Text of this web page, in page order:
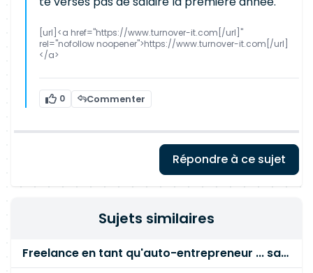
[url]<a href="https://www.turnover-it.com[/url]"
rel="nofollow noopener">https://www.turnover-it.com[/url]
</a>
0 Commenter
Répondre à ce sujet
Sujets similaires
Freelance en tant qu'auto-entrepreneur ... salaire ????